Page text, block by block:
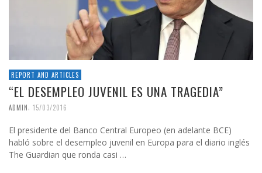
REPORT AND ARTICLES
“EL DESEMPLEO JUVENIL ES UNA TRAGEDIA”
ADMIN 15/03/2016
El presidente del Banco Central Europeo (en adelante BCE)
habló sobre el desempleo juvenil en Europa para el diario inglés
The Guardian que ronda casi …